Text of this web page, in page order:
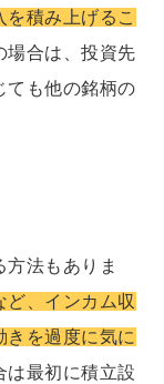
積み上げるこ
場合は、投資先
ても他の銘柄の
法もありま
、インカム収
きを過度に気に
は最初に積立設